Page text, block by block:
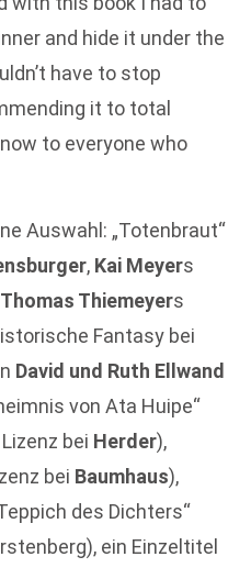
and hide it under the
have to stop
it to total
to everyone who
Auswahl: „Totenbraut“
, Kai Meyers
Thomas Thiemeyers
Fantasy bei
David und Ruth Ellwand
von Ata Huipe“
bei Herder),
bei Baumhaus),
des Dichters“
ein Einzeltitel